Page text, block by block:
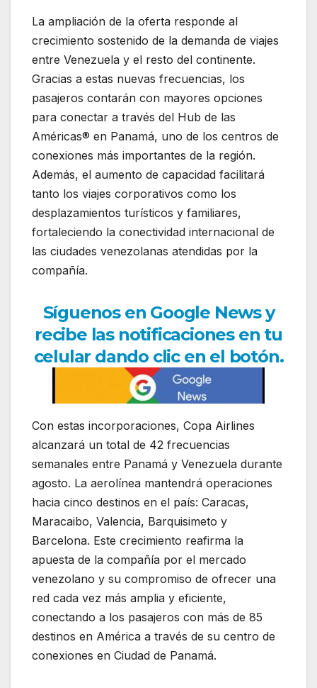
La ampliación de la oferta responde al
crecimiento sostenido de la demanda de viajes
entre Venezuela y el resto del continente.
Gracias a estas nuevas frecuencias, los
pasajeros contarán con mayores opciones
para conectar a través del Hub de las
Américas® en Panamá, uno de los centros de
conexiones más importantes de la región.
Además, el aumento de capacidad facilitará
tanto los viajes corporativos como los
desplazamientos turísticos y familiares,
fortaleciendo la conectividad internacional de
las ciudades venezolanas atendidas por la
compañía.
Síguenos en Google News y
recibe las notificaciones en tu
celular dando clic en el botón.
Con estas incorporaciones, Copa Airlines
alcanzará un total de 42 frecuencias
semanales entre Panamá y Venezuela durante
agosto. La aerolínea mantendrá operaciones
hacia cinco destinos en el país: Caracas,
Maracaibo, Valencia, Barquisimeto y
Barcelona. Este crecimiento reafirma la
apuesta de la compañía por el mercado
venezolano y su compromiso de ofrecer una
red cada vez más amplia y eficiente,
conectando a los pasajeros con más de 85
destinos en América a través de su centro de
conexiones en Ciudad de Panamá.